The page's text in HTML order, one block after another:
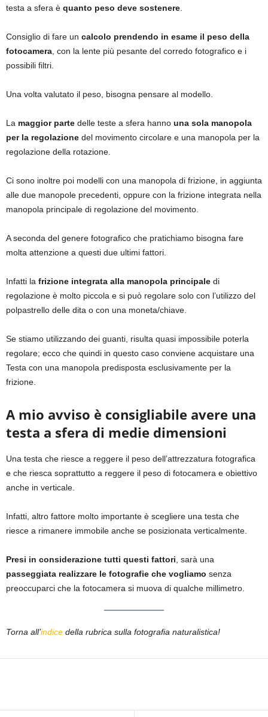
testa a sfera è quanto peso deve sostenere.
Consiglio di fare un calcolo prendendo in esame il peso della
fotocamera, con la lente più pesante del corredo fotografico e i
possibili filtri.
Una volta valutato il peso, bisogna pensare al modello.
La maggior parte delle teste a sfera hanno una sola manopola
per la regolazione del movimento circolare e una manopola per la
regolazione della rotazione.
Ci sono inoltre poi modelli con una manopola di frizione, in aggiunta
alle due manopole precedenti, oppure con la frizione integrata nella
manopola principale di regolazione del movimento.
A seconda del genere fotografico che pratichiamo bisogna fare
molta attenzione a questi due ultimi fattori.
Infatti la frizione integrata alla manopola principale di
regolazione è molto piccola e si può regolare solo con l’utilizzo del
polpastrello delle dita o con una moneta/chiave.
Se stiamo utilizzando dei guanti, risulta quasi impossibile poterla
regolare; ecco che quindi in questo caso conviene acquistare una
Testa con una manopola predisposta esclusivamente per la
frizione.
A mio avviso è consigliabile avere una
testa a sfera di medie dimensioni
Una testa che riesce a reggere il peso dell’attrezzatura fotografica
e che riesca soprattutto a reggere il peso di fotocamera e obiettivo
anche in verticale.
Infatti, altro fattore molto importante è scegliere una testa che
riesce a rimanere immobile anche se posizionata verticalmente.
Presi in considerazione tutti questi fattori, sarà una
passeggiata realizzare le fotografie che vogliamo senza
preoccuparci che la fotocamera si muova di qualche millimetro.
Torna all’indice della rubrica sulla fotografia naturalistica!